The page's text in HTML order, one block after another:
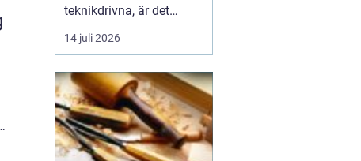
teknikdrivna, är det
viktigare än någonsin att
ha tillgång till kunniga
14 juli 2026